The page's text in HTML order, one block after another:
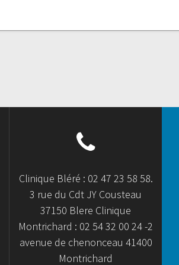
Clinique Bléré : 02 47 23 58 58.
3 rue du Cdt JY Cousteau
37150 Blere Clinique
Montrichard : 02 54 32 00 24 -2
avenue de chenonceau 41400
Montrichard